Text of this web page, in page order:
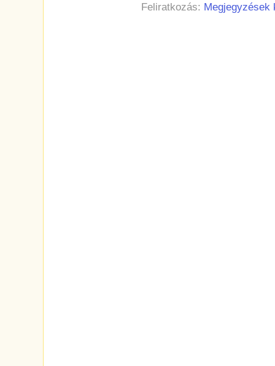
Feliratkozás: Megjegyzések